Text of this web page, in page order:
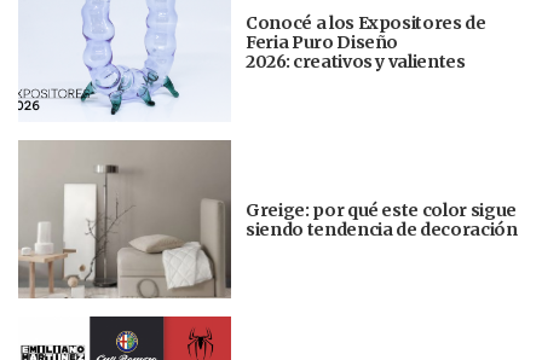
Conocé a los Expositores de
Feria Puro Diseño
2026: creativos y valientes
Greige: por qué este color sigue
siendo tendencia de decoración